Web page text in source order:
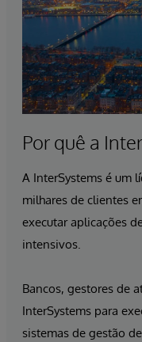
Por quê a
A InterSystems é um
milhares de clientes
executar aplicações
intensivos.
Bancos, gestores de
InterSystems para
sistemas de gestão